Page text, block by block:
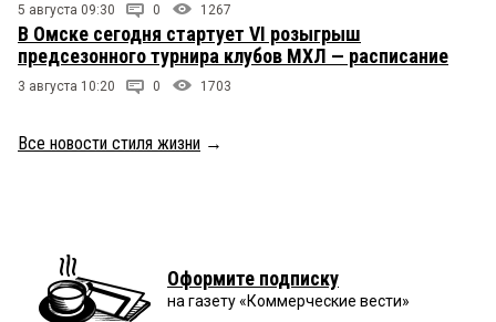
5 августа 09:30 0 1267
В Омске сегодня стартует VI розыгрыш
предсезонного турнира клубов МХЛ — расписание
3 августа 10:20 0 1703
Все новости стиля жизни →
Оформите подписку
на газету «Коммерческие вести»